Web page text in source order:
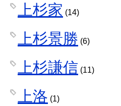
上杉家 (14)
上杉景勝 (6)
上杉謙信 (11)
上洛 (1)